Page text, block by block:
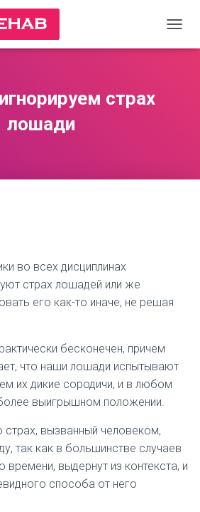
Е
страх
лошади
во всех дисциплинах
страх лошадей или же
его как-то иначе, не решая
бесконечен, причем
что наши лошади испытывают
их дикие сородичи, и в любом
выигрышном положении.
страх, вызванный человеком,
так как в большинстве случаев
времени, выдернут из контекста, и
способа от него